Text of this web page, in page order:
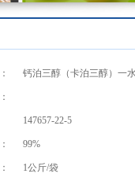
： 钙泊三醇（卡泊三醇）一
：
147657-22-5
： 99%
： 1公斤/袋